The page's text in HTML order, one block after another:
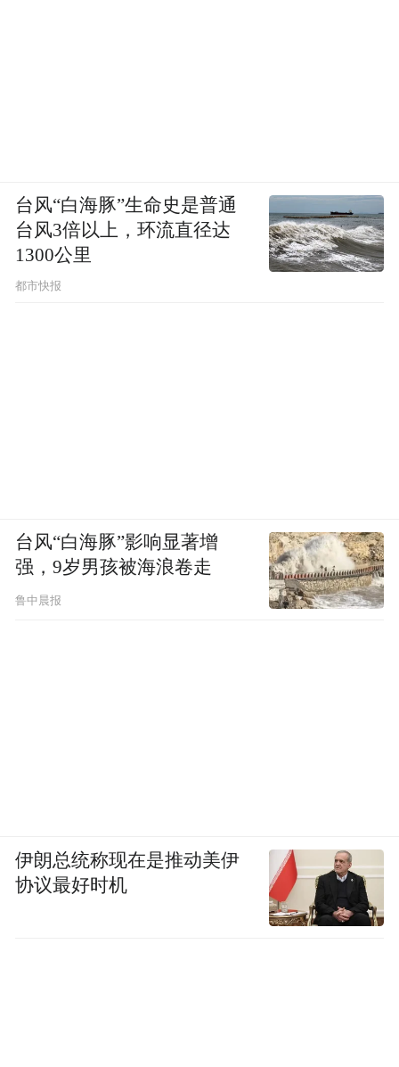
台风“白海豚”生命史是普通
台风3倍以上，环流直径达
1300公里
都市快报
台风“白海豚”影响显著增
强，9岁男孩被海浪卷走
鲁中晨报
伊朗总统称现在是推动美伊
协议最好时机